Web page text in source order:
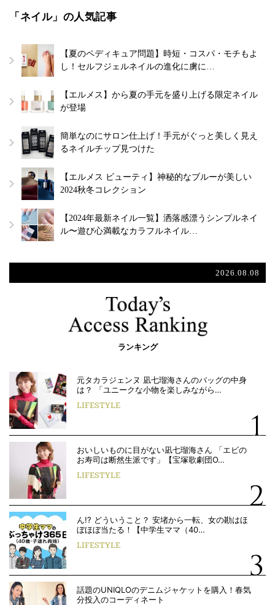
「ネイル」の人気記事
【夏のペディキュア問題】時短・コスパ・モチもよ
し！セルフジェルネイルの進化に虜に…
【エルメス】から夏の手元を盛り上げる限定ネイル
が登場
簡単なのにサロン仕上げ！手元がぐっと美しく見え
るネイルチップ見つけた
【エルメス ビューティ】神秘的なブルーが美しい
2024秋冬コレクション
【2024年最新ネイル一覧】洒落感漂うシンプルネイ
ル〜遊び心満載なカラフルネイル…
2026.08.08
ランキング
元タカラジェンヌ 凪七瑠海さんのバッグの中身
は？ 「ユニークな小物を楽しみながら…
LIFESTYLE
おいしいものに目がない凪七瑠海さん 「エビの
お寿司は断然生派です」【宝塚歌劇団O…
LIFESTYLE
ん!? どういうこと？ 安堵から一転、女の勘はほ
ぼほぼ当たる！【中学生ママ（40…
LIFESTYLE
話題のUNIQLOのデニムジャケットを購入！春気
分投入のコーディネート